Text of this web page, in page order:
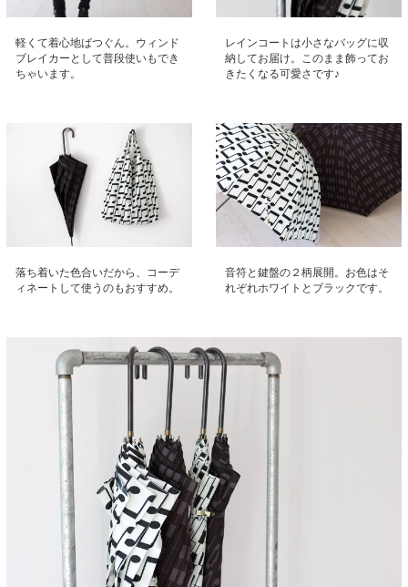
軽くて着心地ばつぐん。ウィンド
ブレイカーとして普段使いもでき
ちゃいます。
レインコートは小さなバッグに収
納してお届け。このまま飾ってお
きたくなる可愛さです♪
落ち着いた色合いだから、コーデ
ィネートして使うのもおすすめ。
音符と鍵盤の２柄展開。お色はそ
れぞれホワイトとブラックです。